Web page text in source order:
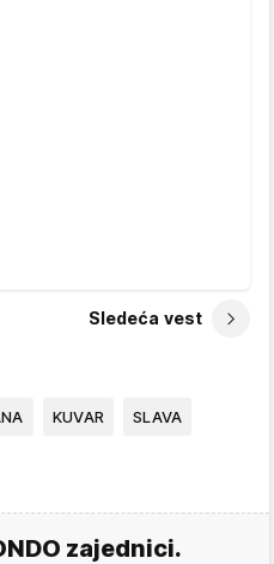
Sledeća vest
KUVAR SLAVA
zajednici.